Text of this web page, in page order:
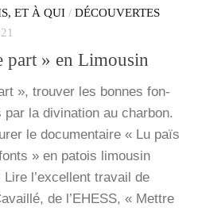
ET À QUI / DÉCOUVERTES
part » en Limousin
», trou­ver les bonnes fon­
la divi­na­tion au char­bon.
le docu­men­taire « Lu païs
» en patois limou­sin
l’ex­cellent tra­vail de
de l’E­HESS, « Mettre